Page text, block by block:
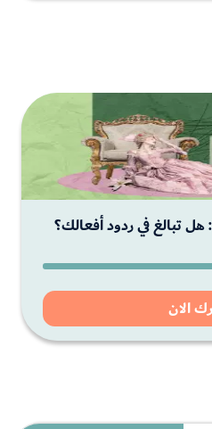
هل تبالغ في ردود أفعالك؟
الان